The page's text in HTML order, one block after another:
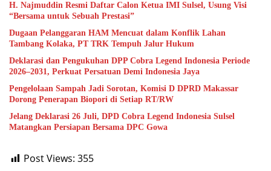
H. Najmuddin Resmi Daftar Calon Ketua IMI Sulsel, Usung Visi
“Bersama untuk Sebuah Prestasi”
Dugaan Pelanggaran HAM Mencuat dalam Konflik Lahan
Tambang Kolaka, PT TRK Tempuh Jalur Hukum
Deklarasi dan Pengukuhan DPP Cobra Legend Indonesia Periode
2026–2031, Perkuat Persatuan Demi Indonesia Jaya
Pengelolaan Sampah Jadi Sorotan, Komisi D DPRD Makassar
Dorong Penerapan Biopori di Setiap RT/RW
Jelang Deklarasi 26 Juli, DPD Cobra Legend Indonesia Sulsel
Matangkan Persiapan Bersama DPC Gowa
Post Views: 355